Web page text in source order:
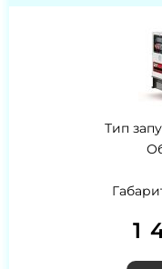
Тип
1